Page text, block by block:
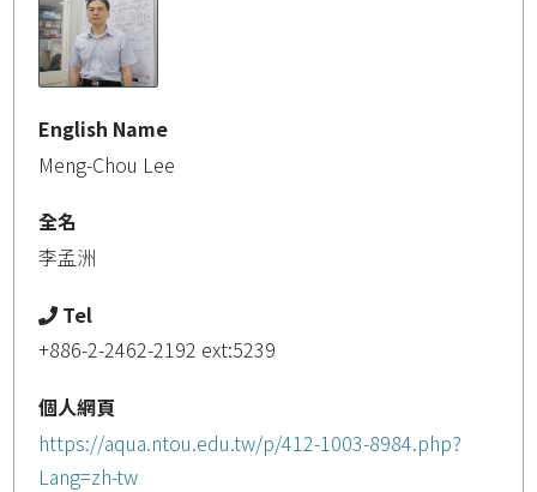
English Name
Meng-Chou Lee
全名
李孟洲
Tel
+886-2-2462-2192 ext:5239
個人網頁
https://aqua.ntou.edu.tw/p/412-1003-8984.php?
Lang=zh-tw